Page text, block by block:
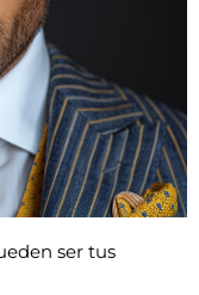
ser tus